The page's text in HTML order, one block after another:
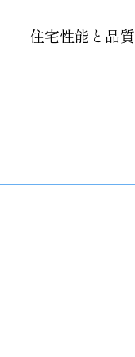
住宅性能と品質